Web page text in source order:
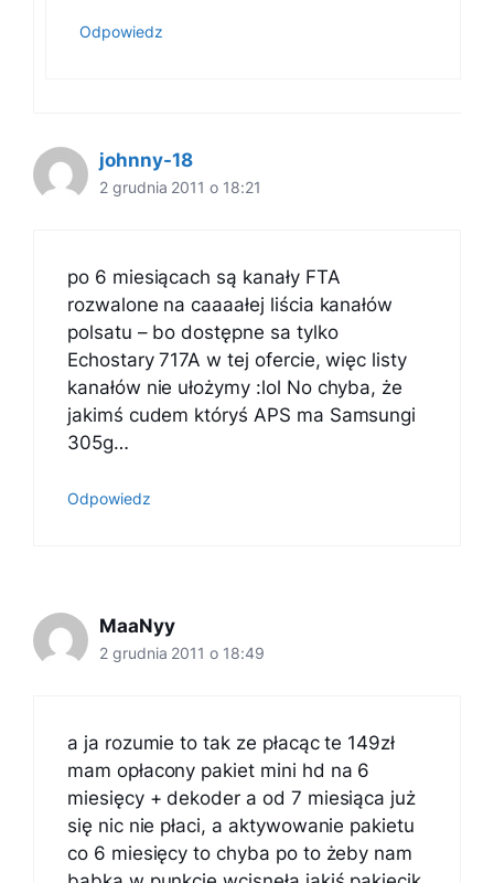
Odpowiedz
johnny-18
2 grudnia 2011 o 18:21
po 6 miesiącach są kanały FTA
rozwalone na caaaałej liścia kanałów
polsatu – bo dostępne sa tylko
Echostary 717A w tej ofercie, więc listy
kanałów nie ułożymy :lol No chyba, że
jakimś cudem któryś APS ma Samsungi
305g…
Odpowiedz
MaaNyy
2 grudnia 2011 o 18:49
a ja rozumie to tak ze płacąc te 149zł
mam opłacony pakiet mini hd na 6
miesięcy + dekoder a od 7 miesiąca już
się nic nie płaci, a aktywowanie pakietu
co 6 miesięcy to chyba po to żeby nam